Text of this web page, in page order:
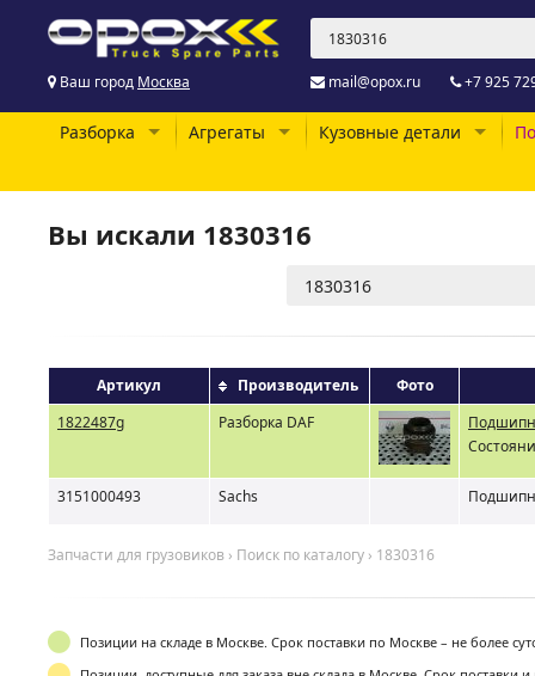
Ваш город Москва mail@opox.ru +7 925
Разборка Агрегаты Кузовные детали
Вы искали 1830316
Артикул Производитель
Фото
1822487g
Разборка DAF
3151000493 Sachs
Запчасти для грузовиков › Поиск по каталогу › 1830316
Позиции на складе в Москве. Срок поставки по Москве – не более